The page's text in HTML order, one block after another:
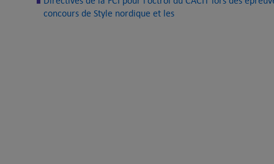
concours de Style nordique et les